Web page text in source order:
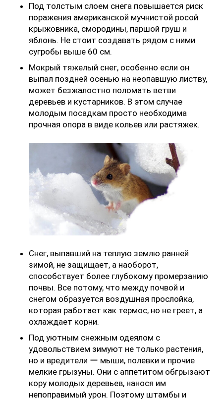
Под толстым слоем снега повышается риск
поражения американской мучнистой росой
крыжовника, смородины, паршой груш и
яблонь. Не стоит создавать рядом с ними
сугробы выше 60 см.
Мокрый тяжелый снег, особенно если он
выпал поздней осенью на неопавшую листву,
может безжалостно поломать ветви
деревьев и кустарников. В этом случае
молодым посадкам просто необходима
прочная опора в виде кольев или растяжек.
Снег, выпавший на теплую землю ранней
зимой, не защищает, а наоборот,
способствует более глубокому промерзанию
почвы. Все потому, что между почвой и
снегом образуется воздушная прослойка,
которая работает как термос, но не греет, а
охлаждает корни.
Под уютным снежным одеялом с
удовольствием зимуют не только растения,
но и вредители ー мыши, полевки и прочие
мелкие грызуны. Они с аппетитом обгрызают
кору молодых деревьев, нанося им
непоправимый урон. Поэтому штамбы и